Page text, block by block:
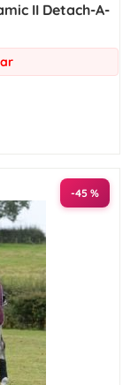
II Detach-A-
-45 %